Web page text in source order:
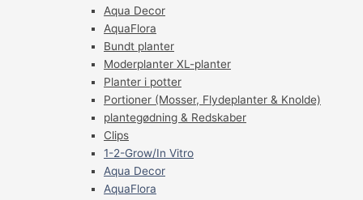
Aqua Decor
AquaFlora
Bundt planter
Moderplanter XL-planter
Planter i potter
Portioner (Mosser, Flydeplanter & Knolde)
plantegødning & Redskaber
Clips
1-2-Grow/In Vitro
Aqua Decor
AquaFlora